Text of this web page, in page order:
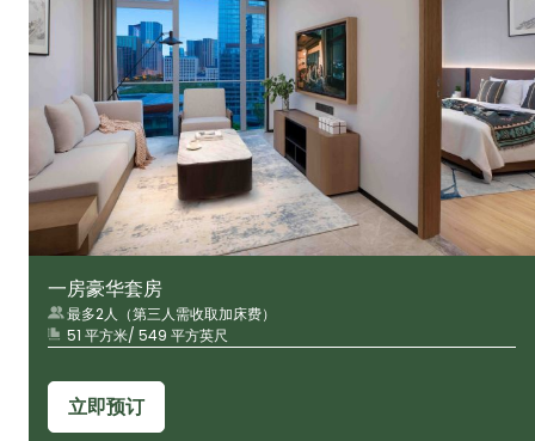
一房豪华套房
最多2人（第三人需收取加床费）
51 平方米/ 549 平方英尺
立即预订